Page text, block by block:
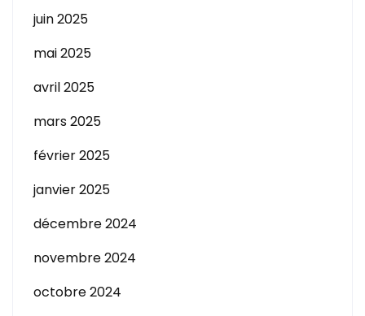
juin 2025
mai 2025
avril 2025
mars 2025
février 2025
janvier 2025
décembre 2024
novembre 2024
octobre 2024